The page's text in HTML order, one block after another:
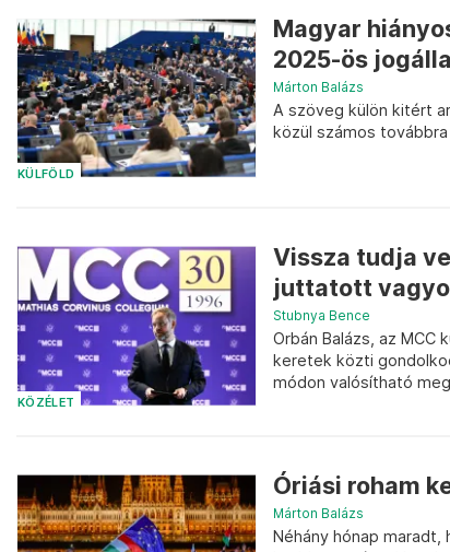
KÜLFÖLD
Magyar
2025-ös
Márton Balázs
A szöveg külön kitért
közül számos
KÖZÉLET
Vissza tudja
juttatott
Stubnya Bence
Orbán Balázs, az MCC
keretek közti
módon valósítható
Óriási roham
Márton Balázs
Néhány hónap